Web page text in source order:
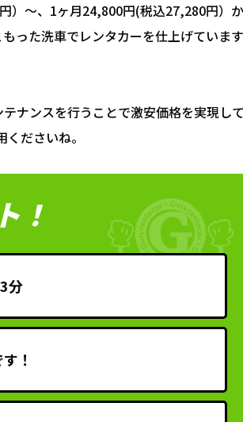
）～、1ヶ月24,800円(税込27,280円）
った洗車でレンタカーを仕上げていま
ナンスを行うことで激安価格を実現し
ださいね。
！
分
す！